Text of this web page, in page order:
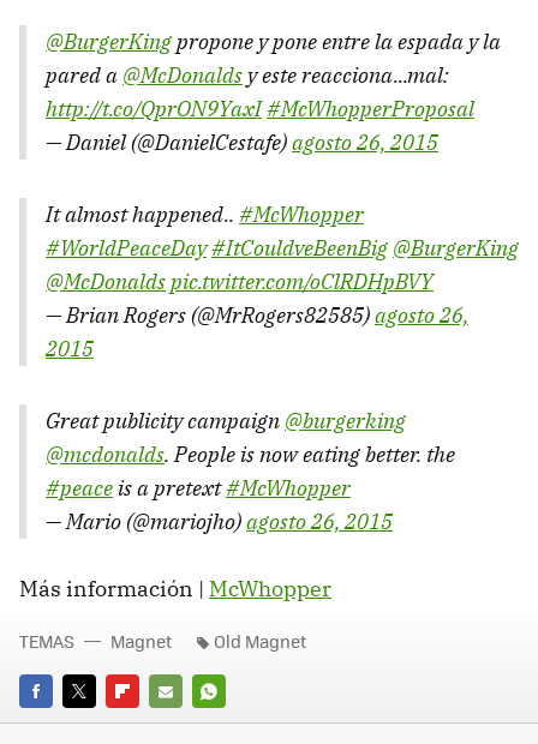
@BurgerKingpropone y pone entre la espada y la
pared a @McDonalds y este reacciona...mal:
http://t.co/QprON9YaxI#McWhopperProposal
— Daniel (@DanielCestafe)agosto 26, 2015
It almost happened.. #McWhopper
#WorldPeaceDay#ItCouldveBeenBig @BurgerKing
@McDonaldspic.twitter.com/oClRDHpBVY
— Brian Rogers (@MrRogers82585)agosto 26,
2015
Great publicity campaign @burgerking
@mcdonalds. People is now eating better. the
#peace is a pretext#McWhopper
— Mario (@mariojho)agosto 26, 2015
Más información | McWhopper
FACEBOOK
TWITTERFLIPBOARD
E-
WHATSAPP
TEMAS Magnet Old Magnet